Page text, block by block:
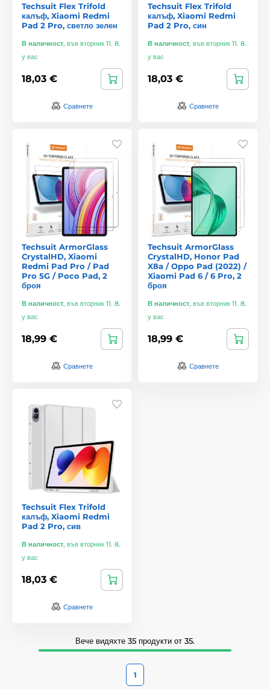
Techsuit Flex Trifold
калъф, Xiaomi Redmi
Pad 2 Pro, светло зелен
В наличност, във вторник 11. 8.
у вас
18,03 €
Сравнете
Techsuit Flex Trifold
калъф, Xiaomi Redmi
Pad 2 Pro, син
В наличност, във вторник 11. 8.
у вас
18,03 €
Сравнете
Techsuit ArmorGlass
CrystalHD, Xiaomi
Redmi Pad Pro / Pad
Pro 5G / Poco Pad, 2
броя
В наличност, във вторник 11. 8.
у вас
18,99 €
Сравнете
Techsuit ArmorGlass
CrystalHD, Honor Pad
X8a / Oppo Pad (2022) /
Xiaomi Pad 6 / 6 Pro, 2
броя
В наличност, във вторник 11. 8.
у вас
18,99 €
Сравнете
Techsuit Flex Trifold
калъф, Xiaomi Redmi
Pad 2 Pro, сив
В наличност, във вторник 11. 8.
у вас
18,03 €
Сравнете
Вече видяхте 35 продукти от 35.
1